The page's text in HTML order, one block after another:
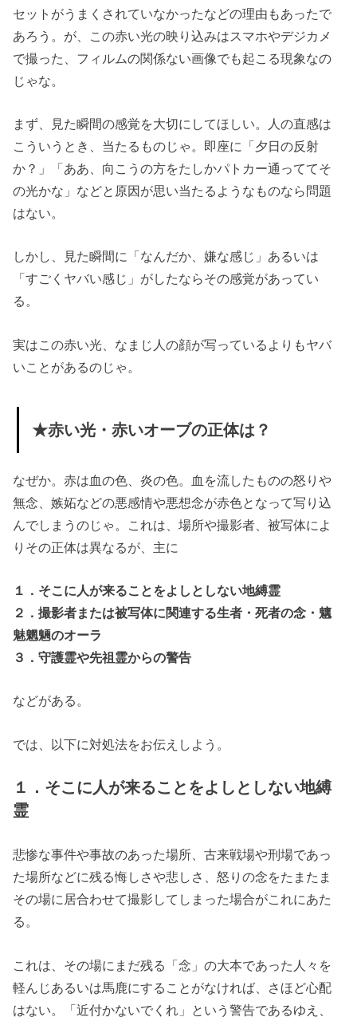
セットがうまくされていなかったなどの理由もあったで
あろう。が、この赤い光の映り込みはスマホやデジカメ
で撮った、フィルムの関係ない画像でも起こる現象なの
じゃな。
まず、見た瞬間の感覚を大切にしてほしい。人の直感は
こういうとき、当たるものじゃ。即座に「夕日の反射
か？」「ああ、向こうの方をたしかパトカー通っててそ
の光かな」などと原因が思い当たるようなものなら問題
はない。
しかし、見た瞬間に「なんだか、嫌な感じ」あるいは
「すごくヤバい感じ」がしたならその感覚があってい
る。
実はこの赤い光、なまじ人の顔が写っているよりもヤバ
いことがあるのじゃ。
★赤い光・赤いオーブの正体は？
なぜか。赤は血の色、炎の色。血を流したものの怒りや
無念、嫉妬などの悪感情や悪想念が赤色となって写り込
んでしまうのじゃ。これは、場所や撮影者、被写体によ
りその正体は異なるが、主に
１．そこに人が来ることをよしとしない地縛霊
２．撮影者または被写体に関連する生者・死者の念・魑
魅魍魎のオーラ
３．守護霊や先祖霊からの警告
などがある。
では、以下に対処法をお伝えしよう。
１．そこに人が来ることをよしとしない地縛
霊
悲惨な事件や事故のあった場所、古来戦場や刑場であっ
た場所などに残る悔しさや悲しさ、怒りの念をたまたま
その場に居合わせて撮影してしまった場合がこれにあた
る。
これは、その場にまだ残る「念」の大本であった人々を
軽んじあるいは馬鹿にすることがなければ、さほど心配
はない。「近付かないでくれ」という警告であるゆえ、